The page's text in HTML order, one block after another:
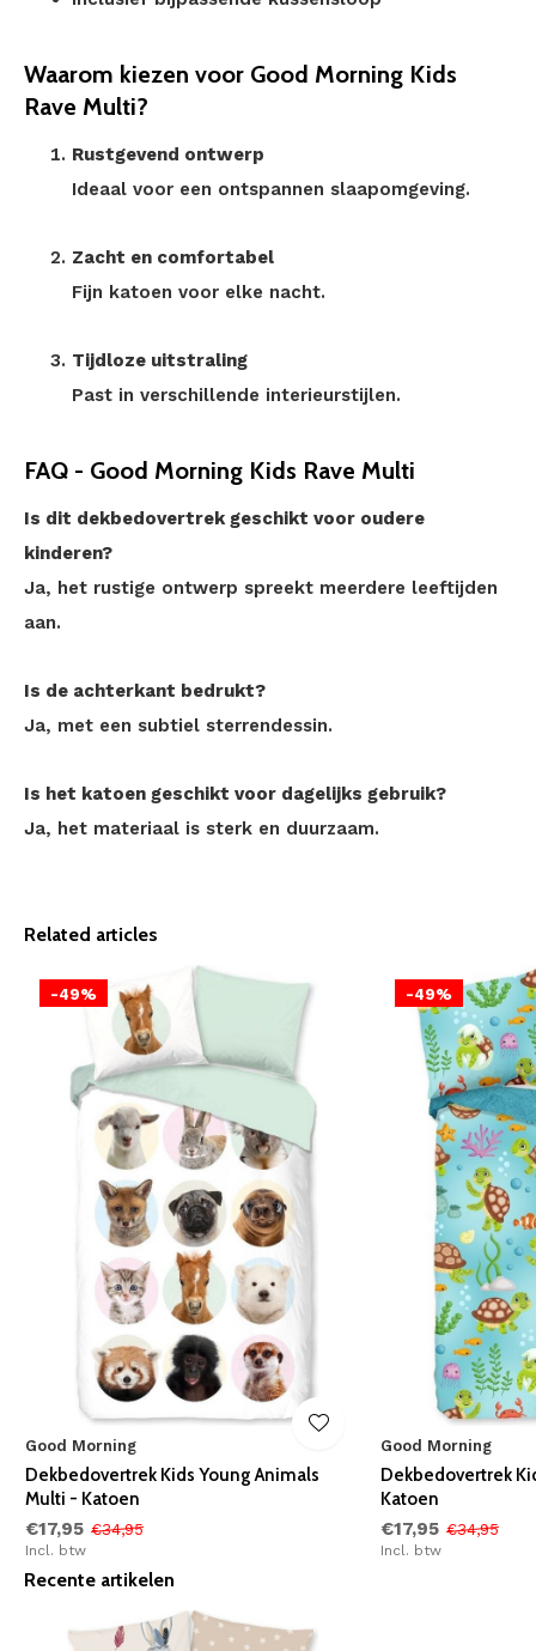
Waarom kiezen voor Good Morning Kids
Rave Multi?
Rustgevend ontwerp
Ideaal voor een ontspannen slaapomgeving.
Zacht en comfortabel
Fijn katoen voor elke nacht.
Tijdloze uitstraling
Past in verschillende interieurstijlen.
FAQ - Good Morning Kids Rave Multi
Is dit dekbedovertrek geschikt voor oudere
kinderen?
Ja, het rustige ontwerp spreekt meerdere leeftijden
aan.
Is de achterkant bedrukt?
Ja, met een subtiel sterrendessin.
Is het katoen geschikt voor dagelijks gebruik?
Ja, het materiaal is sterk en duurzaam.
Related articles
-49%
Good Morning
Dekbedovertrek Kids Young Animals
Multi - Katoen
€17,95 €34,95
Incl. btw
-49%
Good Morning
Dekbedovertrek
Katoen
€17,95 €34,95
Incl. btw
Recente artikelen